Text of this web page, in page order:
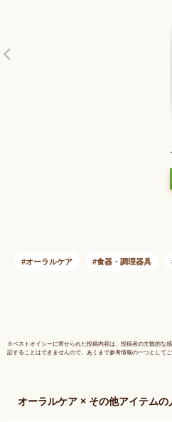
オーラルケア 食器・調理器具
※ベストオイシーに寄せられた投稿内容は、投稿者の主観的な
証することはできませんので、あくまで参考情報の一つとしてご
オーラルケア × その他アイテムの